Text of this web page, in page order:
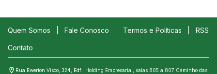
Quem Somos Fale Conosco Termos e Políticas RSS
Contato
Rua Ewerton Visco, 324, Edf.: Holding Empresarial, salas 805 a 807 Caminho das